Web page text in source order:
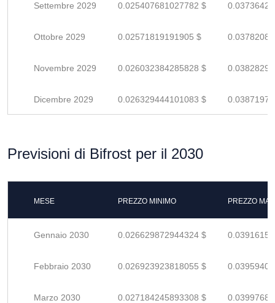
Settembre 2029 0.025407681027782 $
Ottobre 2029 0.02571819191905 $
Novembre 2029 0.026032384285828 $
Dicembre 2029 0.026329444101083 $
Previsioni di Bifrost per il 2030
MESE PREZZO MINIMO PREZZO
Gennaio 2030 0.026629872944324 $
Febbraio 2030 0.026923923818055 $
Marzo 2030 0.027184245893308 $